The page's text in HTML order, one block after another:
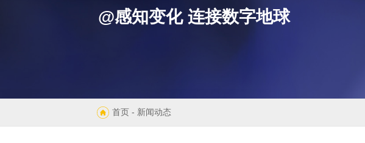
@感知变化 连接数字地球
首页 - 新闻动态